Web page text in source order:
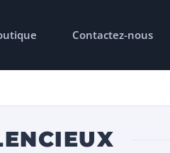
Contactez-nous